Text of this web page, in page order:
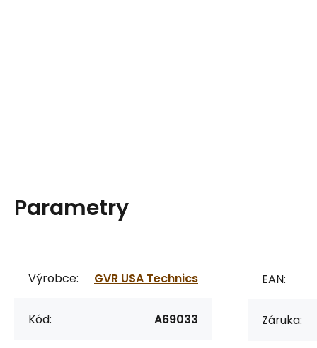
Parametry
Výrobce: GVR USA Technics
Kód: A69033
EAN:
Záruka: